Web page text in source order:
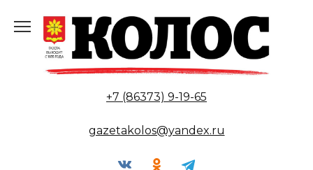
содержанию
+7 (86373) 9-19-65
gazetakolos@yandex.ru